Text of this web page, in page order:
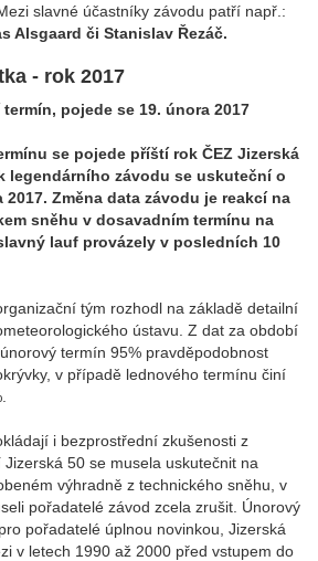
Mezi slavné účastníky závodu patří např.:
Alsgaard či Stanislav Řezáč.
- rok 2017
pojede se 19. února 2017
se pojede příští rok ČEZ Jizerská
legendárního závodu se uskuteční o
Změna data závodu je reakcí na
sněhu v dosavadním termínu na
lauf provázely v posledních 10
tým rozhodl na základě detailní
ústavu. Z dat za období
termín 95% pravděpodobnost
v případě lednového termínu činí
i bezprostřední zkušenosti z
50 se musela uskutečnit na
výhradně z technického sněhu, v
pořadatelé závod zcela zrušit. Únorový
pořadatelé úplnou novinkou, Jizerská
v letech 1990 až 2000 před vstupem do